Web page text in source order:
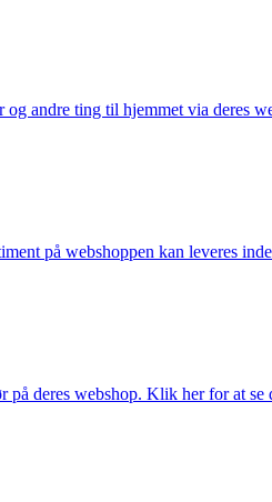
andre ting til hjemmet via deres
på webshoppen kan leveres
deres webshop. Klik her for at se